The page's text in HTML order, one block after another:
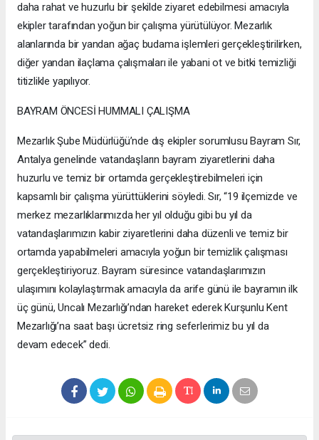
daha rahat ve huzurlu bir şekilde ziyaret edebilmesi amacıyla
ekipler tarafından yoğun bir çalışma yürütülüyor. Mezarlık
alanlarında bir yandan ağaç budama işlemleri gerçekleştirilirken,
diğer yandan ilaçlama çalışmaları ile yabani ot ve bitki temizliği
titizlikle yapılıyor.
BAYRAM ÖNCESİ HUMMALI ÇALIŞMA
Mezarlık Şube Müdürlüğü’nde dış ekipler sorumlusu Bayram Sır,
Antalya genelinde vatandaşların bayram ziyaretlerini daha
huzurlu ve temiz bir ortamda gerçekleştirebilmeleri için
kapsamlı bir çalışma yürüttüklerini söyledi. Sır, “19 ilçemizde ve
merkez mezarlıklarımızda her yıl olduğu gibi bu yıl da
vatandaşlarımızın kabir ziyaretlerini daha düzenli ve temiz bir
ortamda yapabilmeleri amacıyla yoğun bir temizlik çalışması
gerçekleştiriyoruz. Bayram süresince vatandaşlarımızın
ulaşımını kolaylaştırmak amacıyla da arife günü ile bayramın ilk
üç günü, Uncalı Mezarlığı’ndan hareket ederek Kurşunlu Kent
Mezarlığı’na saat başı ücretsiz ring seferlerimiz bu yıl da
devam edecek” dedi.